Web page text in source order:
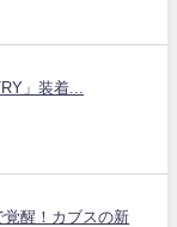
」装着...
醒！カブスの新